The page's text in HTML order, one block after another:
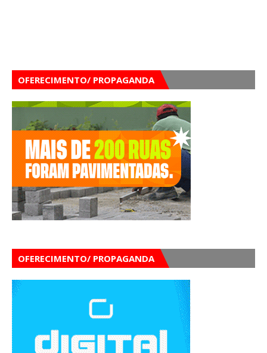
OFERECIMENTO/ PROPAGANDA
OFERECIMENTO/ PROPAGANDA